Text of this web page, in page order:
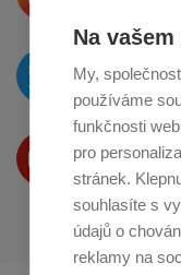
O
na
Produkty
na
Na
My,
používáme
funkčnosti
pro
stránek.
souhlasíte s
údajů o
reklamy na